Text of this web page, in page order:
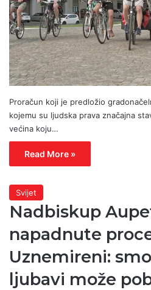
Proračun koji je predložio
kojemu su ljudska prava značajna
većina koju…
Read More »
Svijet
Nadbiskup
napadnute
Uznemireni:
ljubavi može